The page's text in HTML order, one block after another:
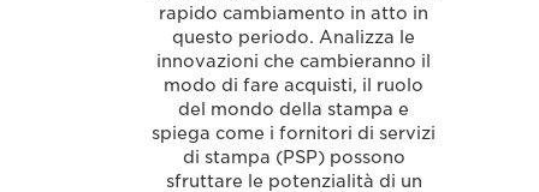
rapido cambiamento in atto in
questo periodo. Analizza le
innovazioni che cambieranno il
modo di fare acquisti, il ruolo
del mondo della stampa e
spiega come i fornitori di servizi
di stampa (PSP) possono
sfruttare le potenzialità di un